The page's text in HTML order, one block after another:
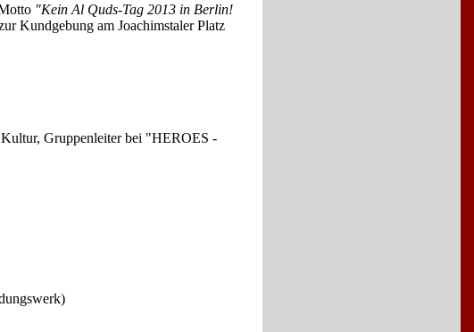
"Kein Al Quds-Tag 2013 in Berlin!
Kundgebung am Joachimstaler Platz
Gruppenleiter bei "HEROES -